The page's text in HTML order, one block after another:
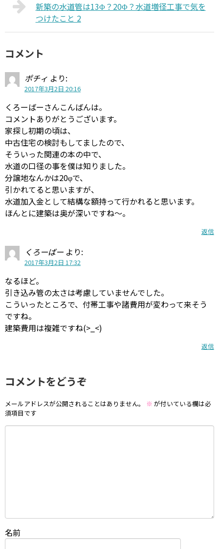
新築の水道管は13Φ？20Φ？水道増径工事で気を
つけたこと 2
コメント
ポチィ より:
2017年3月2日 20:16
くろーばーさんこんばんは。
コメントありがとうございます。
家探し初期の頃は、
中古住宅の検討もしてましたので、
そういった関連の本の中で、
水道の口径の事を僕は知りました。
分譲地なんかは20φで、
引かれてると思いますが、
水道加入金として結構な額持って行かれると思います。
ほんとに建築は奥が深いですね〜。
返信
くろーばー より:
2017年3月2日 17:32
なるほど。
引き込み管の太さは考慮していませんでした。
こういったところで、付帯工事や諸費用が変わって来そう
ですね。
建築費用は複雑ですね(>_<)
返信
コメントをどうぞ
メールアドレスが公開されることはありません。 ※ が付いている欄は必
須項目です
名前